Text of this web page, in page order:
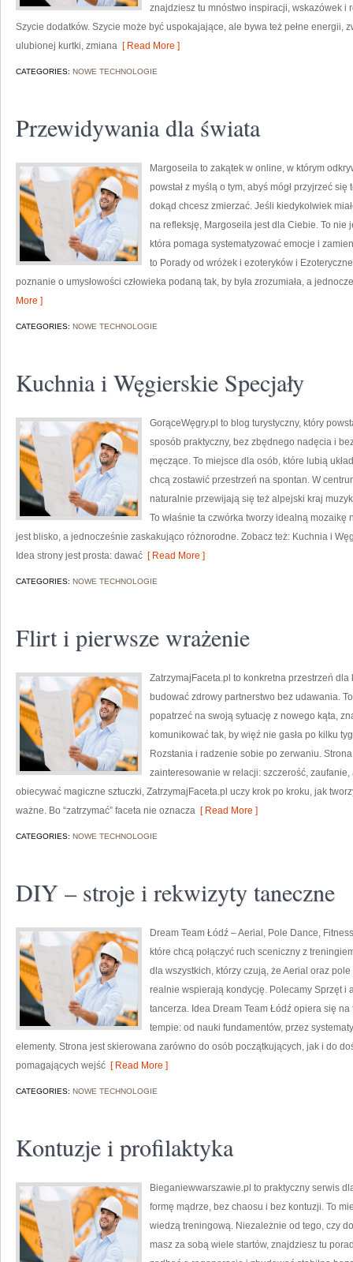
znajdziesz tu mnóstwo inspiracji, wskazówek i
Szycie dodatków. Szycie może być uspokajające, ale bywa też pełne energii,
ulubionej kurtki, zmiana [ Read More ]
CATEGORIES: NOWE TECHNOLOGIE
Przewidywania dla świata
Margoseila to zakątek w online, w którym
powstał z myślą o tym, abyś mógł przyjrzeć
dokąd chcesz zmierzać. Jeśli kiedykolwiek
na refleksję, Margoseila jest dla Ciebie. To nie
która pomaga systematyzować emocje i
to Porady od wróżek i ezoteryków i
poznanie o umysłowości człowieka podaną tak, by była zrozumiała, a
More ]
CATEGORIES: NOWE TECHNOLOGIE
Kuchnia i Węgierskie Specjały
GorąceWęgry.pl to blog turystyczny, który
sposób praktyczny, bez zbędnego nadęcia i
męczące. To miejsce dla osób, które lubią
chcą zostawić przestrzeń na spontan. W
naturalnie przewijają się też alpejski kraj
To właśnie ta czwórka tworzy idealną mozaikę
jest blisko, a jednocześnie zaskakująco różnorodne. Zobacz też: Kuchnia i
Idea strony jest prosta: dawać [ Read More ]
CATEGORIES: NOWE TECHNOLOGIE
Flirt i pierwsze wrażenie
ZatrzymajFaceta.pl to konkretna przestrzeń
budować zdrowy partnerstwo bez udawania.
popatrzeć na swoją sytuację z nowego kąta,
komunikować tak, by więź nie gasła po kilku
Rozstania i radzenie sobie po zerwaniu.
zainteresowanie w relacji: szczerość,
obiecywać magiczne sztuczki, ZatrzymajFaceta.pl uczy krok po kroku, jak
ważne. Bo “zatrzymać” faceta nie oznacza [ Read More ]
CATEGORIES: NOWE TECHNOLOGIE
DIY – stroje i rekwizyty taneczne
Dream Team Łódź – Aerial, Pole Dance,
które chcą połączyć ruch sceniczny z
dla wszystkich, którzy czują, że Aerial oraz
realnie wspierają kondycję. Polecamy Sprzęt i
tancerza. Idea Dream Team Łódź opiera się
tempie: od nauki fundamentów, przez
elementy. Strona jest skierowana zarówno do osób początkujących, jak i do
pomagających wejść [ Read More ]
CATEGORIES: NOWE TECHNOLOGIE
Kontuzje i profilaktyka
Bieganiewwarszawie.pl to praktyczny serwis
formę mądrze, bez chaosu i bez kontuzji. To
wiedzą treningową. Niezależnie od tego, czy
masz za sobą wiele startów, znajdziesz tu